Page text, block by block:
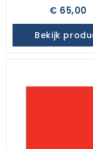
€ 65,00
Bekijk